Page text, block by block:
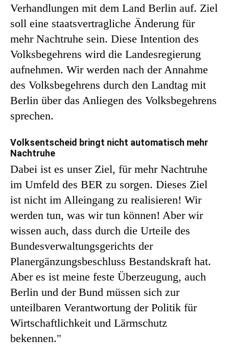
Verhandlungen mit dem Land Berlin auf. Ziel
soll eine staatsvertragliche Änderung für
mehr Nachtruhe sein. Diese Intention des
Volksbegehrens wird die Landesregierung
aufnehmen. Wir werden nach der Annahme
des Volksbegehrens durch den Landtag mit
Berlin über das Anliegen des Volksbegehrens
sprechen.
Volksentscheid bringt nicht automatisch mehr
Nachtruhe
Dabei ist es unser Ziel, für mehr Nachtruhe
im Umfeld des BER zu sorgen. Dieses Ziel
ist nicht im Alleingang zu realisieren! Wir
werden tun, was wir tun können! Aber wir
wissen auch, dass durch die Urteile des
Bundesverwaltungsgerichts der
Planergänzungsbeschluss Bestandskraft hat.
Aber es ist meine feste Überzeugung, auch
Berlin und der Bund müssen sich zur
unteilbaren Verantwortung der Politik für
Wirtschaftlichkeit und Lärmschutz
bekennen."